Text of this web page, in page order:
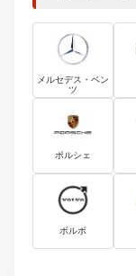
メルセデス・ベン
ツ
ポルシェ
ボルボ